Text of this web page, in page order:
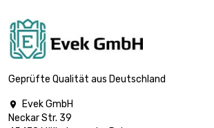
Länge : 0.5 Meter
Breite : 35mm
Länge : 1 Meter
Geprüfte Qualität aus Deutschland

Evek GmbH
Neckar Str. 39